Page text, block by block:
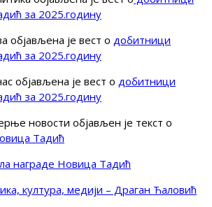
за 2025.годину
објављена је вест о добитници
за 2025.годину
објављена је вест о добитници
за 2025.годину
новости објављен је текст о
Тадић
награде Новица Тадић
култура, медији – Драган Ћаловић